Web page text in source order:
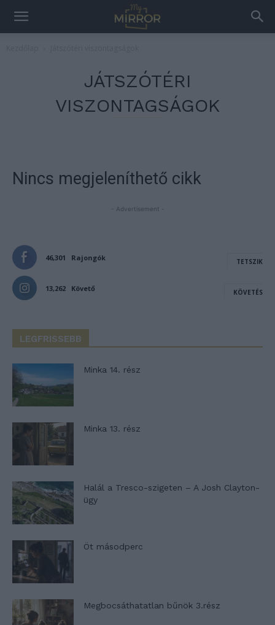
JÁTSZÓTÉRI
VISZONTAGSÁGOK
Nincs megjeleníthető cikk
- Advertisement -
46,301 Rajongók TETSZIK
13,262 Követő KÖVETÉS
LEGFRISSEBB
Minka 14. rész
Minka 13. rész
Halál a Tresco-szigeten – A Josh Clayton-
ügy
Öt másodperc
Megbocsáthatatlan bűnök 3.rész